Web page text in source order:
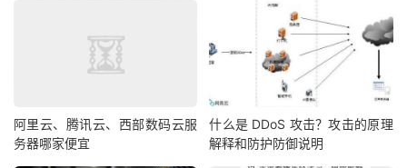
阿里云、腾讯云、西部数码云服
务器哪家便宜
什么是 DDoS 攻击？攻击的原理
解释和防护防御说明